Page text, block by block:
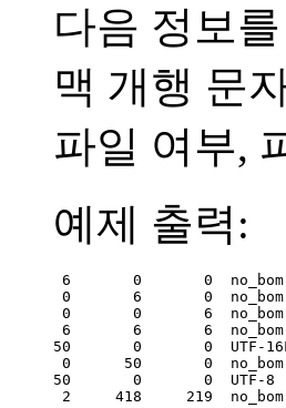
다음 정보
맥 개행 문
파일 여부,
예제 출력:
6       0       0
0       6       0
0       0       6
6       6       6
50       0       0  UTF-
0      50       0
50       0       0  UTF-
2     418     219